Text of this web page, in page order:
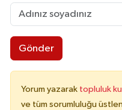
Gönder
Yorum yazarak topluluk
ve tüm sorumluluğu